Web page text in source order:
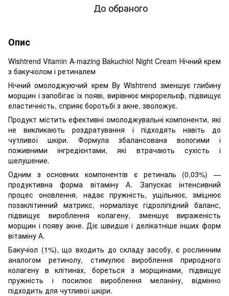
До обраного
Опис
Wishtrend Vitamin A-mazing Bakuchiol Night Cream Нічний крем
з бакучіолом і ретиналем
Нічний омолоджуючий крем By Wishtrend зменшує глибину
морщин і запобігає їх появі, вирівнює мікрорельєф, підвищує
еластичність, сприяє боротьбі з акне, зволожує.
Продукт містить ефективні омолоджувальні компоненти, які
не викликають роздратування і підходять навіть до
чутливої шкіри. Формула збалансована вологими і
поживними інгредієнтами, які втрачають сухість і
шелушение.
Одним з основних компонентів є ретиналь (0,03%) —
продуктивна форма вітаміну А. Запускає інтенсивний
процес оновлення, надає пружність, ущільнює, зміцнює
позаклітинний матрикс, нормалізує гідроліпідний баланс,
підвищує вироблення колагену, зменшує вираженість
морщин і появу акне. Діє швидше і делікатніше інших форм
вітаміну А.
Бакучіол (1%), що входить до складу засобу, є рослинним
аналогом ретинолу, стимулює вироблення природного
колагену в клітинах, бореться з морщинами, підвищує
пружність і посилює вироблення меланіну, відмінно
підходить для чутливої шкіри.